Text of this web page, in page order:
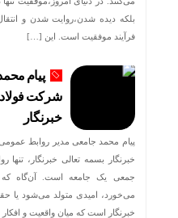
بلکه دیده شدن،روایت شدن و
فرآیند موفقیت است. این […]
پیام
شرکت
خبرنگار
پیام محمد جامعی مدیر روابط
خبرنگار بسمه تعالی خبرنگار، تنها
جمعی یک جامعه است. آن‌گاه که
می‌خورد، امیدی متولد می‌شود یا
خبرنگار است که میان واقعیت و